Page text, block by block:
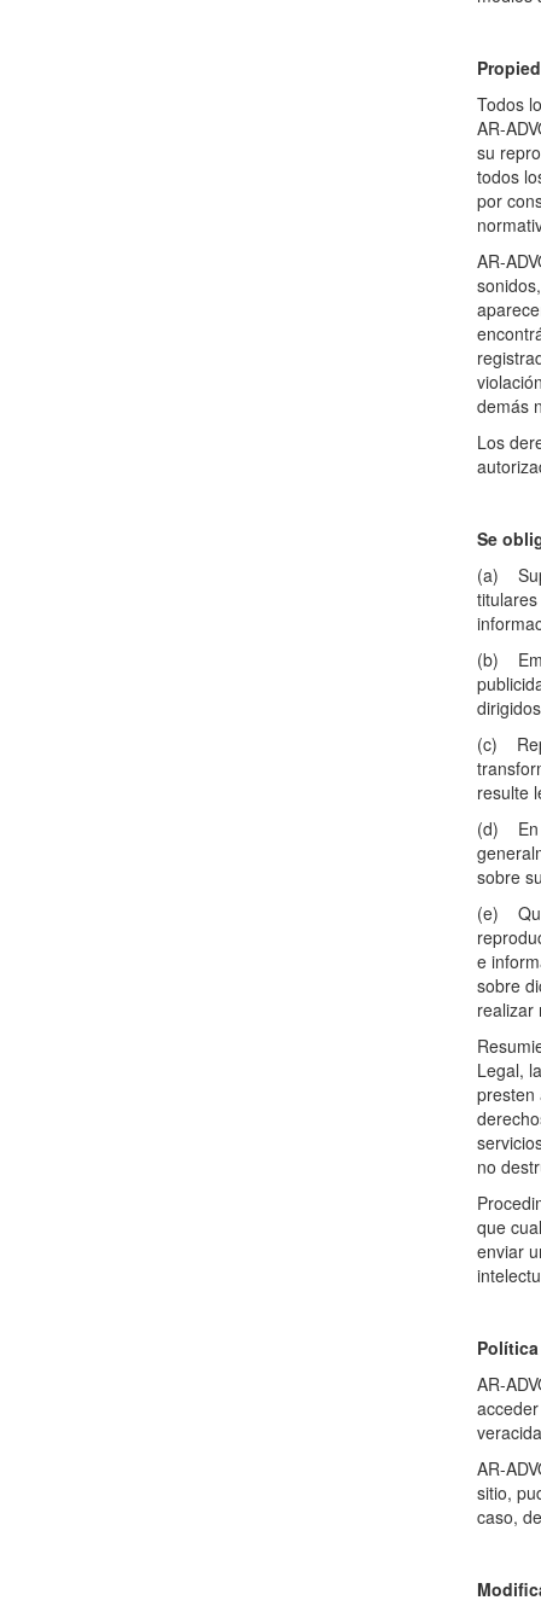
Todos
AR-
su
todos
por
AR-
demás
Los
Se
(a)
(b)
(c)
resulte
(d) En
sobre
(e)
e
sobre
realizar
Legal,
presten
no
que
enviar
AR-
AR-
sitio,
caso,